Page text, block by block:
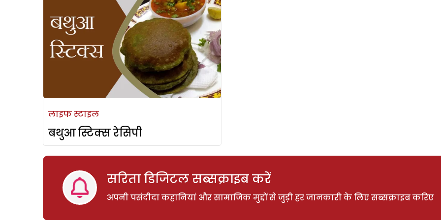
लाइफ स्टाइल
बथुआ स्टिक्स रेसिपी
सरिता डिजिटल सब्सक्राइब करें
अपनी पसंदीदा कहानियां और सामाजिक मुद्दों से जुड़ी हर जानकारी के लिए सब्सक्राइब करिए